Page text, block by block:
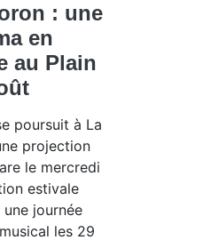
: une
en
au Plain
poursuit à La
projection
le mercredi
estivale
une journée
les 29